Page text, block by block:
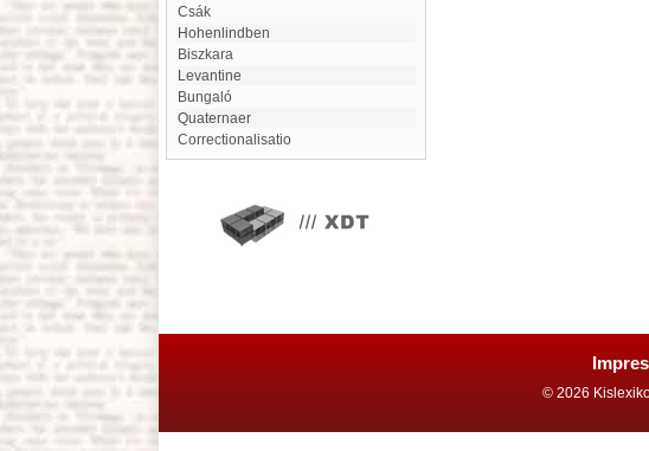
Csák
Hohenlindben
Biszkara
Levantine
bungaló
Quaternaer
Correctionalisatio
© 2026